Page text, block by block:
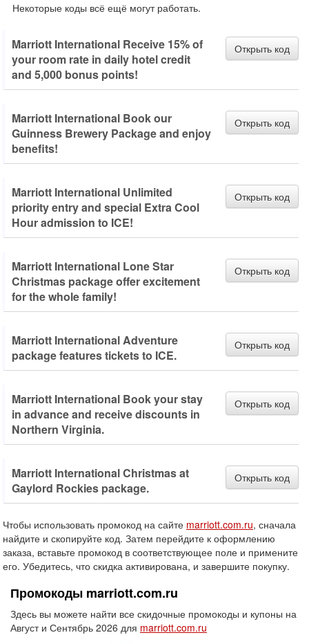
Некоторые коды всё ещё могут работать.
Marriott International Receive 15% of
your room rate in daily hotel credit
and 5,000 bonus points!
Открыть код
Marriott International Book our
Guinness Brewery Package and enjoy
benefits!
Открыть код
Marriott International Unlimited
priority entry and special Extra Cool
Hour admission to ICE!
Открыть код
Marriott International Lone Star
Christmas package offer excitement
for the whole family!
Открыть код
Marriott International Adventure
package features tickets to ICE.
Открыть код
Marriott International Book your stay
in advance and receive discounts in
Northern Virginia.
Открыть код
Marriott International Christmas at
Gaylord Rockies package.
Открыть код
Чтобы использовать промокод на сайте marriott.com.ru, сначала
найдите и скопируйте код. Затем перейдите к оформлению
заказа, вставьте промокод в соответствующее поле и примените
его. Убедитесь, что скидка активирована, и завершите покупку.
Промокоды marriott.com.ru
Здесь вы можете найти все скидочные промокоды и купоны на
Август и Сентябрь 2026 для marriott.com.ru